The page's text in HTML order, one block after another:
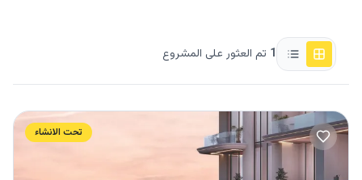
1 تم العثور على المشروع
تحت الانشاء